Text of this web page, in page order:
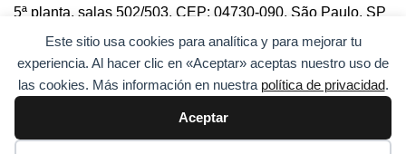
Este sitio usa cookies para analítica y para mejorar tu
experiencia. Al hacer clic en «Aceptar» aceptas nuestro uso de
las cookies. Más información en nuestra política de privacidad.
Aceptar
5ª planta, salas 502/503, CEP: 04730-090, São Paulo, SP
© 2026ANBC.Todos los derechos reservados.Mapa del